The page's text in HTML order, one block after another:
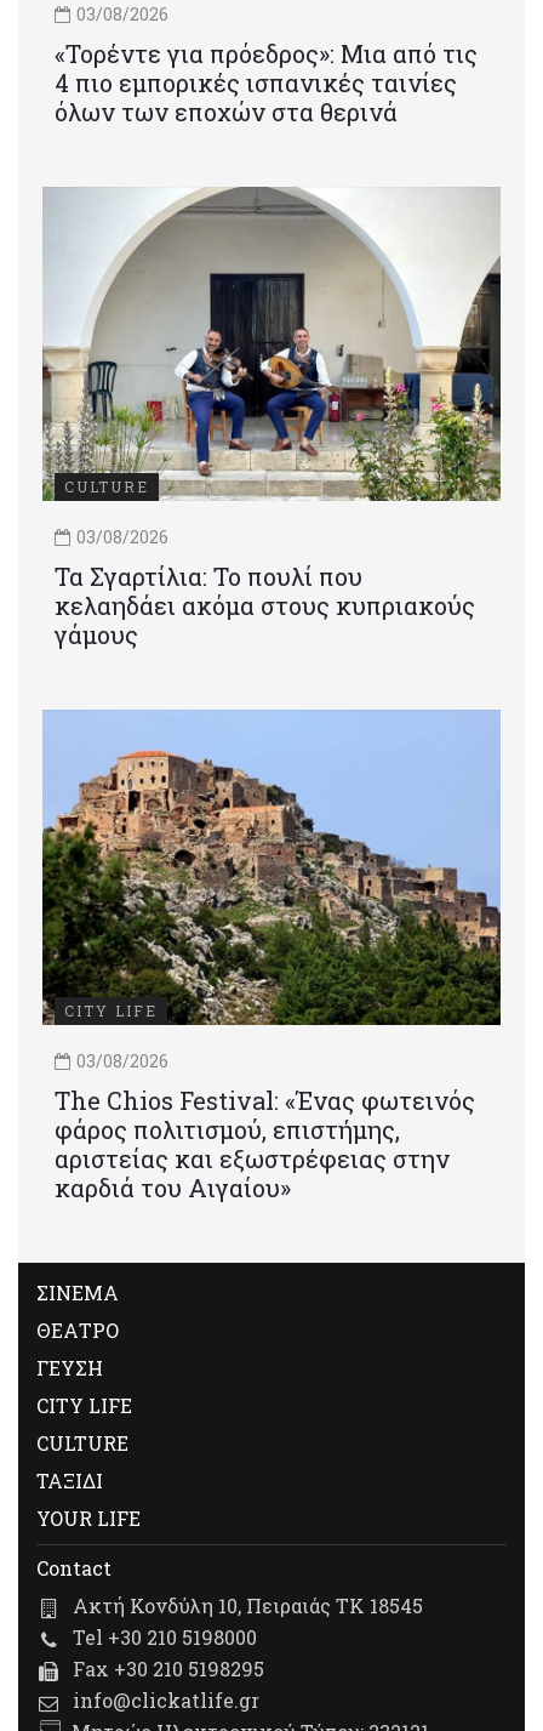
03/08/2026
«Τορέντε για πρόεδρος»: Mια από τις
4 πιο εμπορικές ισπανικές ταινίες
όλων των εποχών στα θερινά
CULTURE
03/08/2026
Τα Σγαρτίλια: Το πουλί που
κελαηδάει ακόμα στους κυπριακούς
γάμους
CITY LIFE
03/08/2026
Τhe Chios Festival: «Ένας φωτεινός
φάρος πολιτισμού, επιστήμης,
αριστείας και εξωστρέφειας στην
καρδιά του Αιγαίου»
ΣΙΝΕΜΑ
ΘΕΑΤΡΟ
ΓΕΥΣΗ
CITY LIFE
CULTURE
ΤΑΞΙΔΙ
YOUR LIFE
Contact
Ακτή Κονδύλη 10, Πειραιάς ΤΚ 18545
Tel +30 210 5198000
Fax +30 210 5198295
info@clickatlife.gr